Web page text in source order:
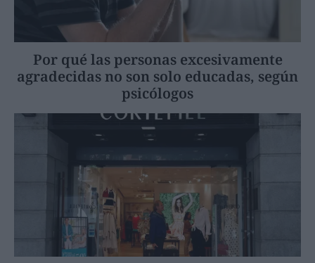
Por qué las personas excesivamente
agradecidas no son solo educadas, según
psicólogos